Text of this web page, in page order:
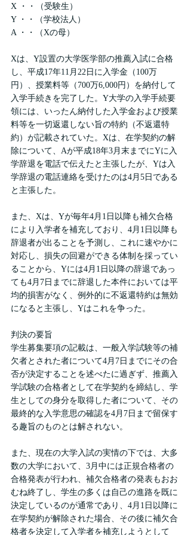
X ・・（受験生）
Y ・・（学校法人）
A ・・（Xの母）
Xは、Y設置の大学医学部の推薦入試に合格
し、平成17年11月22日に入学金（100万
円）、授業料等（700万6,000円）を納付して
入学手続きを完了した。Y大学の入学手続要
領には、いったん納付した入学金および授業
料等を一切返還しない旨の特約（不返還特
約）が記載されていた。Xは、在学契約の解
除について、Aが平成18年3月末までにYに入
学辞退を電話で伝えたと主張したが、Yは入
学辞退の電話連絡を受けたのは4月5日である
と主張した。
また、Xは、Yが毎年4月1日以降も補欠合格
により入学者を補充しており、4月1日以降も
辞退者が出ることを予測し、これに速やかに
対応し、損失の回避ができる体制を採ってい
ることから、Yには4月1日以降の辞退であっ
ても4月7日までに辞退した本件においては平
均的損害がなく、例外的に不返還特約は無効
になると主張し、Yはこれを争った。
判決の要旨
学生募集要項の記載は、一般入学試験等の補
欠者とされた者について4月7日までにその合
否が決定することを述べたに過ぎず、推薦入
学試験の合格者として在学契約を締結し、学
生としての身分を取得した者について、その
最終的な入学意思の確認を4月7日まで留保す
る趣旨のものとは解されない。
また、現在の大学入試の実情の下では、大多
数の大学において、3月中には正規合格者の
合格発表が行われ、補欠合格者の発表もおお
むね終了し、学生の多くは自己の進路を既に
決定しているのが通常であり、4月1日以降に
在学契約が解除された場合、その後に補欠合
格者を決定して入学者を補充しようとして